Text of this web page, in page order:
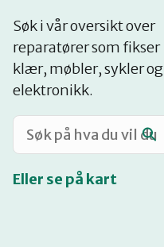
Hvorfor reparere?
Katalog
Mitt navn
Søk i vår oversikt over
reparatører som fikser
klær, møbler, sykler og
elektronikk.
Eller se på kart